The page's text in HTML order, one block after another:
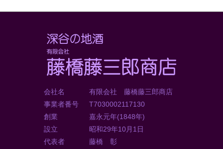
会社名
有限会社 藤橋藤三郎商店
事業者番号
T7030002117130
創業
嘉永元年(1848年)
設立
昭和29年10月1日
代表者
藤橋 彰